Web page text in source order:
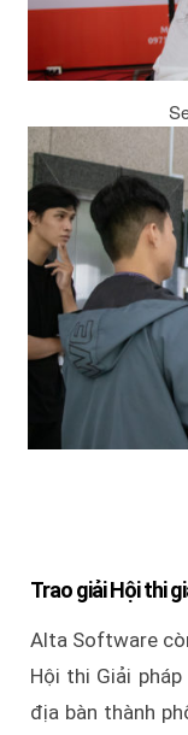
Trao giải Hội thi
Alta Software
Hội thi Giải
địa bàn thành